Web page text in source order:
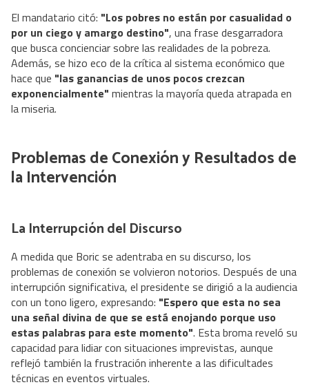
El mandatario citó: "Los pobres no están por casualidad o
por un ciego y amargo destino", una frase desgarradora
que busca concienciar sobre las realidades de la pobreza.
Además, se hizo eco de la crítica al sistema económico que
hace que "las ganancias de unos pocos crezcan
exponencialmente" mientras la mayoría queda atrapada en
la miseria.
Problemas de Conexión y Resultados de
la Intervención
La Interrupción del Discurso
A medida que Boric se adentraba en su discurso, los
problemas de conexión se volvieron notorios. Después de una
interrupción significativa, el presidente se dirigió a la audiencia
con un tono ligero, expresando: "Espero que esta no sea
una señal divina de que se está enojando porque uso
estas palabras para este momento". Esta broma reveló su
capacidad para lidiar con situaciones imprevistas, aunque
reflejó también la frustración inherente a las dificultades
técnicas en eventos virtuales.